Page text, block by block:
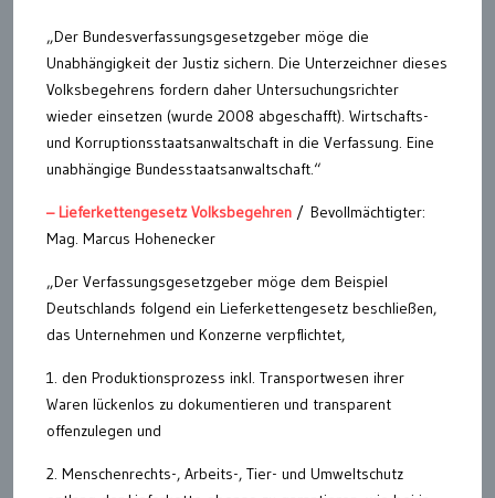
„Der Bundesverfassungsgesetzgeber möge die
Unabhängigkeit der Justiz sichern. Die Unterzeichner dieses
Volksbegehrens fordern daher Untersuchungsrichter
wieder einsetzen (wurde 2008 abgeschafft). Wirtschafts-
und Korruptionsstaatsanwaltschaft in die Verfassung. Eine
unabhängige Bundesstaatsanwaltschaft.“
– Lieferkettengesetz Volksbegehren / Bevollmächtigter:
Mag. Marcus Hohenecker
„Der Verfassungsgesetzgeber möge dem Beispiel
Deutschlands folgend ein Lieferkettengesetz beschließen,
das Unternehmen und Konzerne verpflichtet,
1. den Produktionsprozess inkl. Transportwesen ihrer
Waren lückenlos zu dokumentieren und transparent
offenzulegen und
2. Menschenrechts-, Arbeits-, Tier- und Umweltschutz